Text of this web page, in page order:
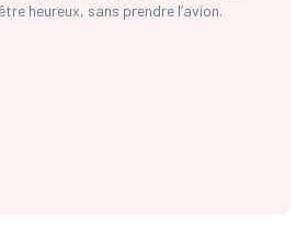
heureux, sans prendre l’avion.